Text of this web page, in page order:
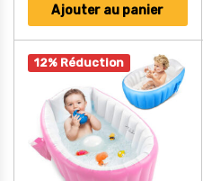
Ajouter au panier
12% Réduction